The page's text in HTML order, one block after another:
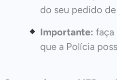
do seu pedido
Importante: faça
que a Polícia